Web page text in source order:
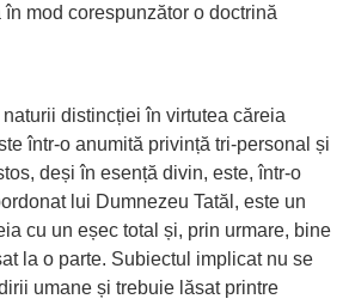
mod corespunzător o doctrină
distincției în virtutea căreia
într-o anumită privință tri-personal și
deși în esență divin, este, într-o
lui Dumnezeu Tatăl, este un
cu un eșec total și, prin urmare, bine
la o parte. Subiectul implicat nu se
umane și trebuie lăsat printre